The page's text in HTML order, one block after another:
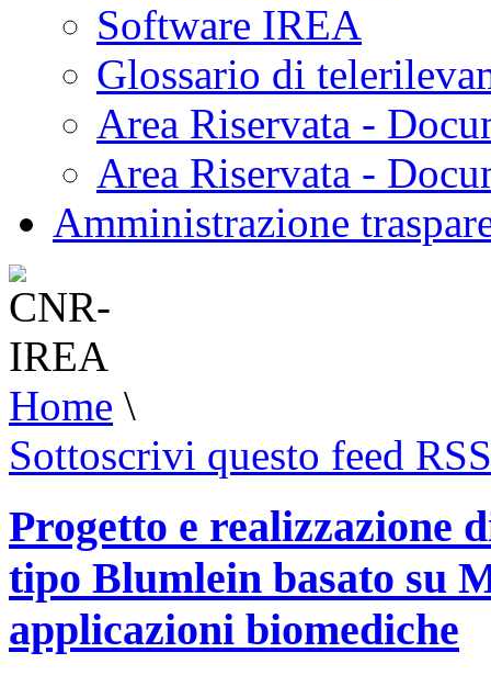
Software IREA
Glossario di
Area Riservata -
Area Riservata -
Amministrazione
Home \
Sottoscrivi questo feed RSS
Progetto e realizzazione
tipo Blumlein basato su
applicazioni biomediche